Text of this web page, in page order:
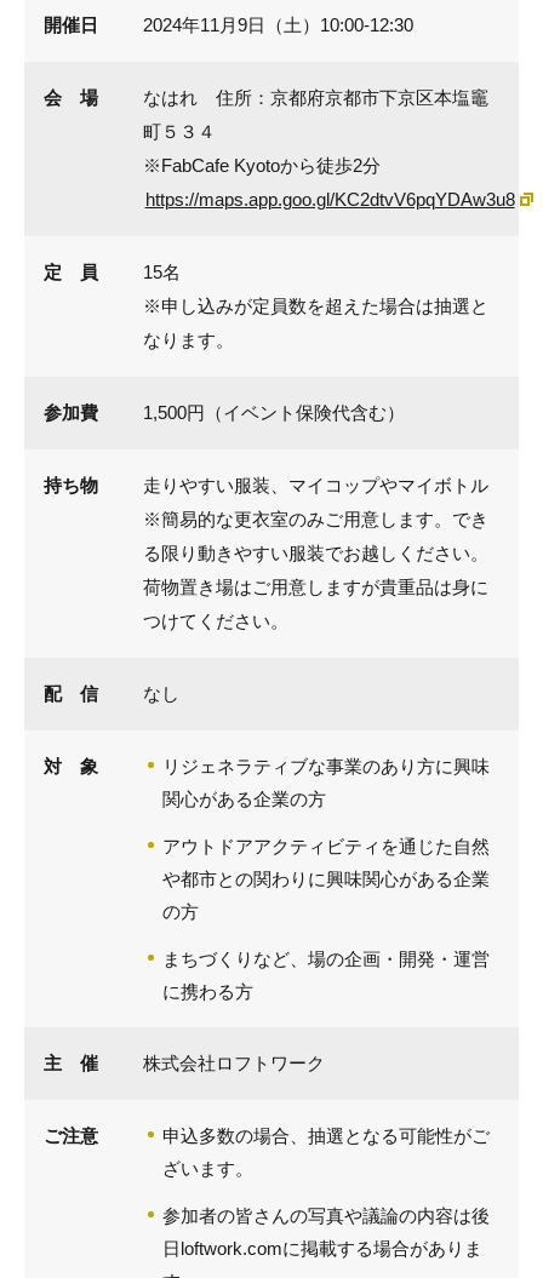
開催日 2024年11月9日（土）10:00-12:30
会 場
なはれ 住所：京都府京都市下京区本塩竈
町５３４
※FabCafe Kyotoから徒歩2分
https://maps.app.goo.gl/KC2dtvV6pqYDAw3u8
定 員
15名
※申し込みが定員数を超えた場合は抽選と
なります。
参加費 1,500円（イベント保険代含む）
持ち物
走りやすい服装、マイコップやマイボトル
※簡易的な更衣室のみご用意します。でき
る限り動きやすい服装でお越しください。
荷物置き場はご用意しますが貴重品は身に
つけてください。
配 信 なし
対 象
リジェネラティブな事業のあり方に興味
関心がある企業の方
アウトドアアクティビティを通じた自然
や都市との関わりに興味関心がある企業
の方
まちづくりなど、場の企画・開発・運営
に携わる方
主 催 株式会社ロフトワーク
ご注意
申込多数の場合、抽選となる可能性がご
ざいます。
参加者の皆さんの写真や議論の内容は後
日loftwork.comに掲載する場合がありま